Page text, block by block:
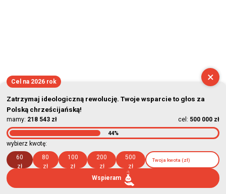
×
Cel na 2026 rok
Zatrzymaj ideologiczną rewolucję. Twoje wsparcie to głos za
Polską chrześcijańską!
mamy: 218 543 zł cel: 500 000 zł
44%
wybierz kwotę:
60
zł
80
zł
100
zł
200
zł
500
zł
Wspieram